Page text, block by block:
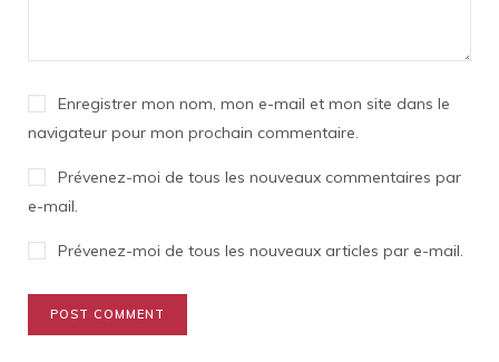
Enregistrer mon nom, mon e-mail et mon site dans le
navigateur pour mon prochain commentaire.
Prévenez-moi de tous les nouveaux commentaires par
e-mail.
Prévenez-moi de tous les nouveaux articles par e-mail.